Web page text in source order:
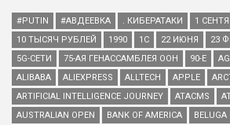
#PUTIN #АВДЕЕВКА . КИБЕРАТАКИ
1
10 ТЫСЯЧ РУБЛЕЙ
1990 1С 22 ИЮНЯ 23
5G-СЕТИ
75-АЯ ГЕНАССАМБЛЕЯ ООН 90-Е
ALIBABA
ALIEXPRESS ALLTECH APPLE
ARTIFICIAL INTELLIGENCE JOURNEY
ATACMS
AUSTRALIAN OPEN
BANK OF AMERICA
BELUGA